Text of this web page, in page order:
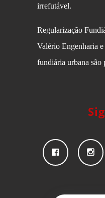
irrefutável.
Regularização
Valério Engenharia
fundiária urbana são